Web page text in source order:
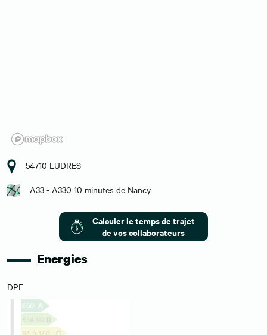
54710 LUDRES
A33 - A330 10 minutes de Nancy
Calculer le temps de trajet
de vos collaborateurs
Energies
DPE